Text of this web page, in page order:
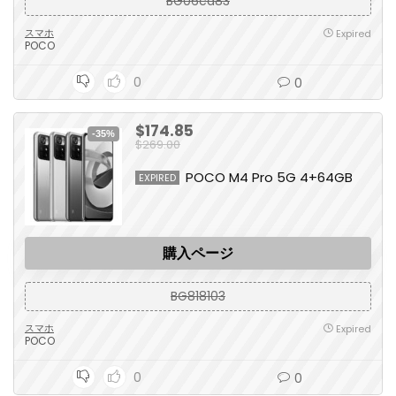
スマホ
POCO
Expired
0 0
-35% $174.85
$269.00
EXPIRED POCO M4 Pro 5G 4+64GB
購入ページ
BG818103
スマホ
POCO
Expired
0 0